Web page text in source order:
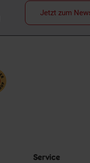
Jetzt zum
Service